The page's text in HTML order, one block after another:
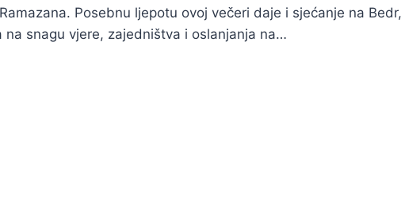
Posebnu ljepotu ovoj večeri daje i sjećanje na
snagu vjere, zajedništva i oslanjanja na…